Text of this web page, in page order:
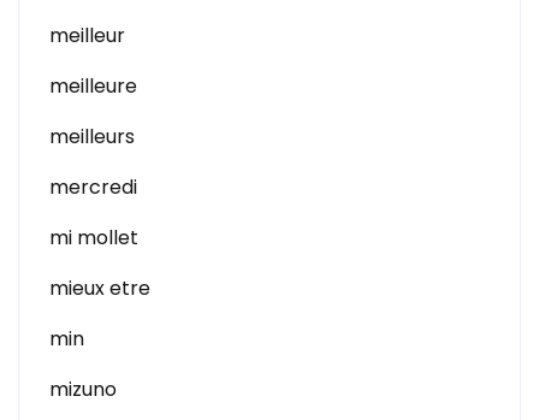
meilleur
meilleure
meilleurs
mercredi
mi mollet
mieux etre
min
mizuno